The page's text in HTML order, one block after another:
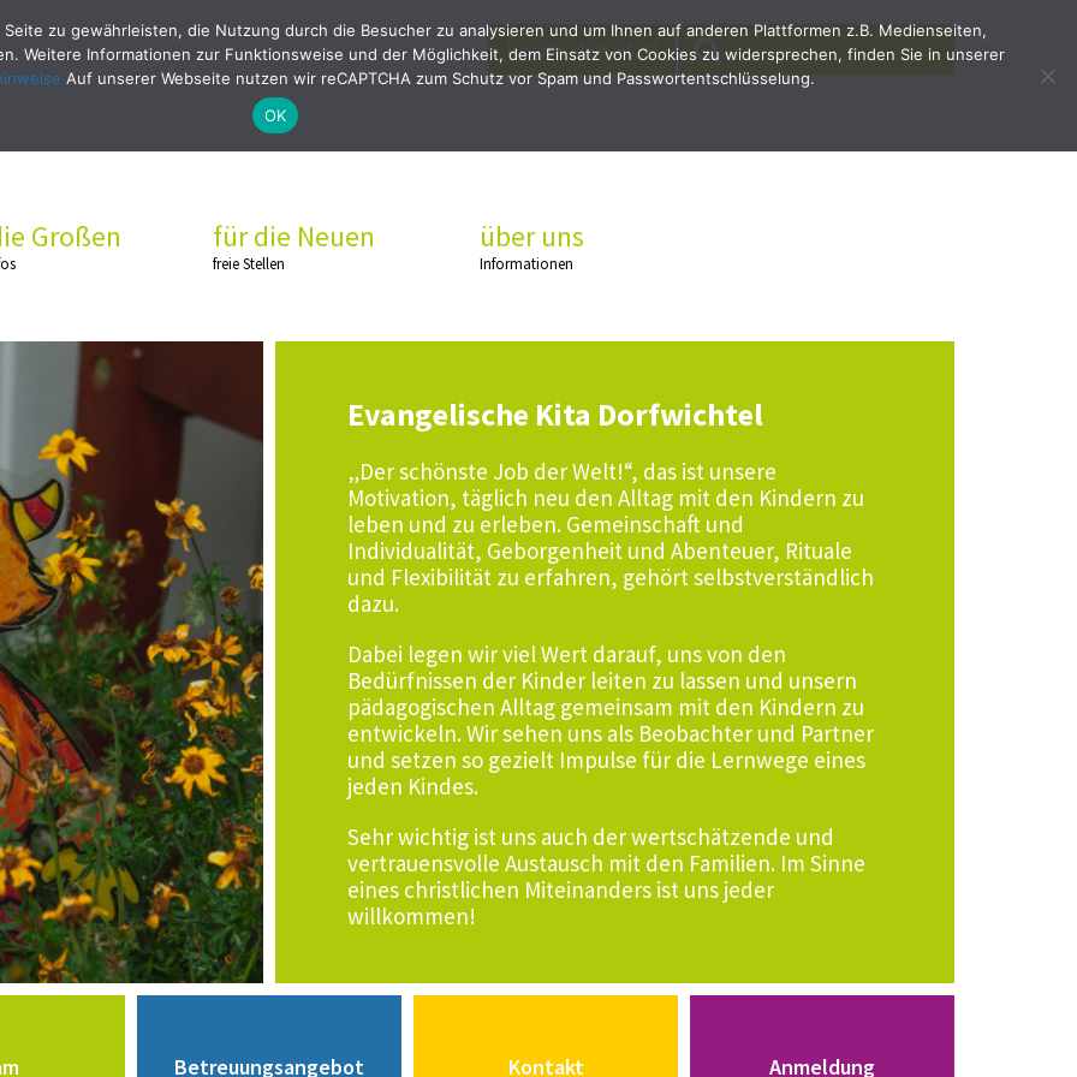
Großen für die Neuen
freie Stellen
über uns
Informationen
Bewirb`dich jetzt!
Search
for:
SEARCH
Evangelische Kita Dorfwichtel
„Der schönste Job der Welt!“, das ist unsere
Motivation, täglich neu den Alltag mit den Kindern zu
leben und zu erleben. Gemeinschaft und
Individualität, Geborgenheit und Abenteuer, Rituale
und Flexibilität zu erfahren, gehört selbstverständlich
dazu.
Dabei legen wir viel Wert darauf, uns von den
Bedürfnissen der Kinder leiten zu lassen und unsern
pädagogischen Alltag gemeinsam mit den Kindern zu
entwickeln. Wir sehen uns als Beobachter und Partner
und setzen so gezielt Impulse für die Lernwege eines
jeden Kindes.
Sehr wichtig ist uns auch der wertschätzende und
vertrauensvolle Austausch mit den Familien. Im Sinne
eines christlichen Miteinanders ist uns jeder
willkommen!
Betreuungsangebot Kontakt Anmeldung
zu gewährleisten, die Nutzung durch die Besucher zu analysieren und um Ihnen auf anderen Plattformen z.B. Medienseiten,
Weitere Informationen zur Funktionsweise und der Möglichkeit, dem Einsatz von Cookies zu widersprechen, finden Sie in unserer
Auf unserer Webseite nutzen wir reCAPTCHA zum Schutz vor Spam und Passwortentschlüsselung.
OK